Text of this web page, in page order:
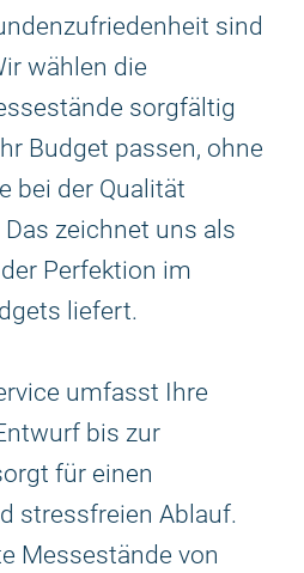
sind
wählen die
sorgfältig
Budget passen, ohne
bei der Qualität
zeichnet uns als
Perfektion im
liefert.
umfasst Ihre
bis zur
für einen
stressfreien Ablauf.
Messestände von